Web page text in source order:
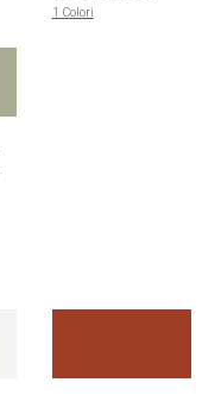
1 Colori